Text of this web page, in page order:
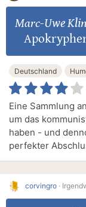
Marc-Uwe
Deutschland
Eine Sammlung
um das
haben - und
perfekter
corvingro ·